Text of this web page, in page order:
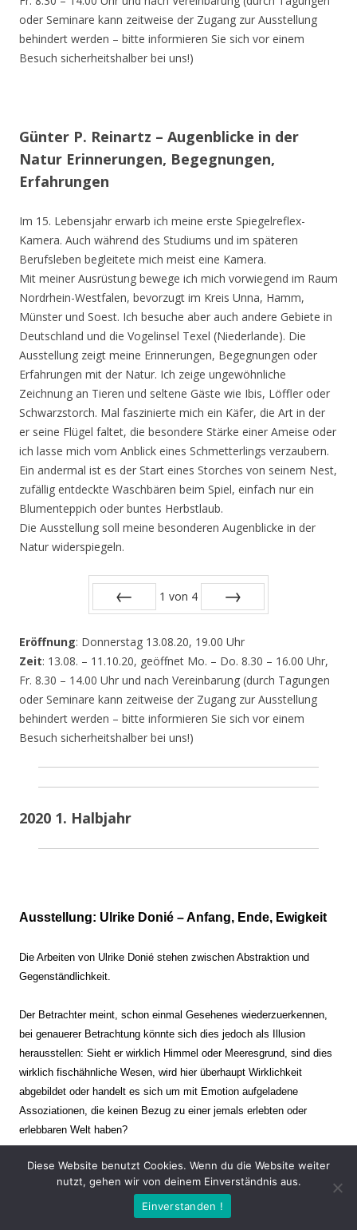
oder Seminare kann zeitweise der Zugang zur Ausstellung
behindert werden – bitte informieren Sie sich vor einem
Besuch sicherheitshalber bei uns!)
Günter P. Reinartz – Augenblicke in der
Natur Erinnerungen, Begegnungen,
Erfahrungen
Im 15. Lebensjahr erwarb ich meine erste Spiegelreflex-
Kamera. Auch während des Studiums und im späteren
Berufsleben begleitete mich meist eine Kamera.
Mit meiner Ausrüstung bewege ich mich vorwiegend im Raum
Nordrhein-Westfalen, bevorzugt im Kreis Unna, Hamm,
Münster und Soest. Ich besuche aber auch andere Gebiete in
Deutschland und die Vogelinsel Texel (Niederlande). Die
Ausstellung zeigt meine Erinnerungen, Begegnungen oder
Erfahrungen mit der Natur. Ich zeige ungewöhnliche
Zeichnung an Tieren und seltene Gäste wie Ibis, Löffler oder
Schwarzstorch. Mal faszinierte mich ein Käfer, die Art in der
er seine Flügel faltet, die besondere Stärke einer Ameise oder
ich lasse mich vom Anblick eines Schmetterlings verzaubern.
Ein andermal ist es der Start eines Storches von seinem Nest,
zufällig entdeckte Waschbären beim Spiel, einfach nur ein
Blumenteppich oder buntes Herbstlaub.
Die Ausstellung soll meine besonderen Augenblicke in der
Natur widerspiegeln.
1 von 4
Eröffnung: Donnerstag 13.08.20, 19.00 Uhr
Zeit: 13.08. – 11.10.20, geöffnet Mo. – Do. 8.30 – 16.00 Uhr,
Fr. 8.30 – 14.00 Uhr und nach Vereinbarung (durch Tagungen
oder Seminare kann zeitweise der Zugang zur Ausstellung
behindert werden – bitte informieren Sie sich vor einem
Besuch sicherheitshalber bei uns!)
2020 1. Halbjahr
Ausstellung: Ulrike Donié – Anfang, Ende, Ewigkeit
Die Arbeiten von Ulrike Donié stehen zwischen Abstraktion und
Gegenständlichkeit.
Der Betrachter meint, schon einmal Gesehenes wiederzuerkennen,
bei genauerer Betrachtung könnte sich dies jedoch als Illusion
herausstellen: Sieht er wirklich Himmel oder Meeresgrund, sind dies
wirklich fischähnliche Wesen, wird hier überhaupt Wirklichkeit
abgebildet oder handelt es sich um mit Emotion aufgeladene
Assoziationen, die keinen Bezug zu einer jemals erlebten oder
erlebbaren Welt haben?
Verharren und Dynamik stehen sich dabei gegenüber. Zeit steht still
oder verrinnt im Nu. Es soll dabei eine Spannung, auch farblich, bis
zur Schmerzgrenze erzeugt werden. Die Arbeiten stellen ambivalente
Diese Website benutzt Cookies. Wenn du die Website weiter
nutzt, gehen wir von deinem Einverständnis aus.
Einverstanden !